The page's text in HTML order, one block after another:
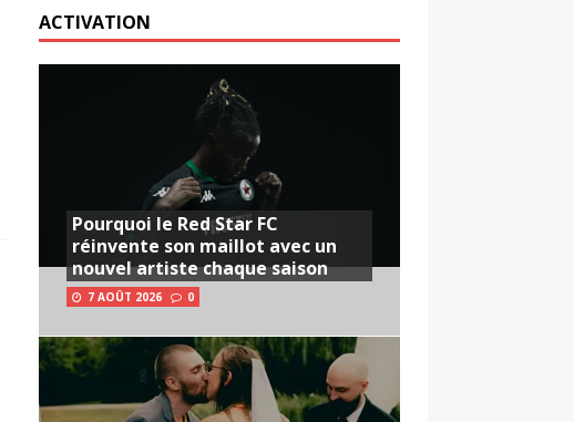
ACTIVATION
Pourquoi le Red Star FC
réinvente son maillot avec un
nouvel artiste chaque saison
7 AOÛT 2026 0